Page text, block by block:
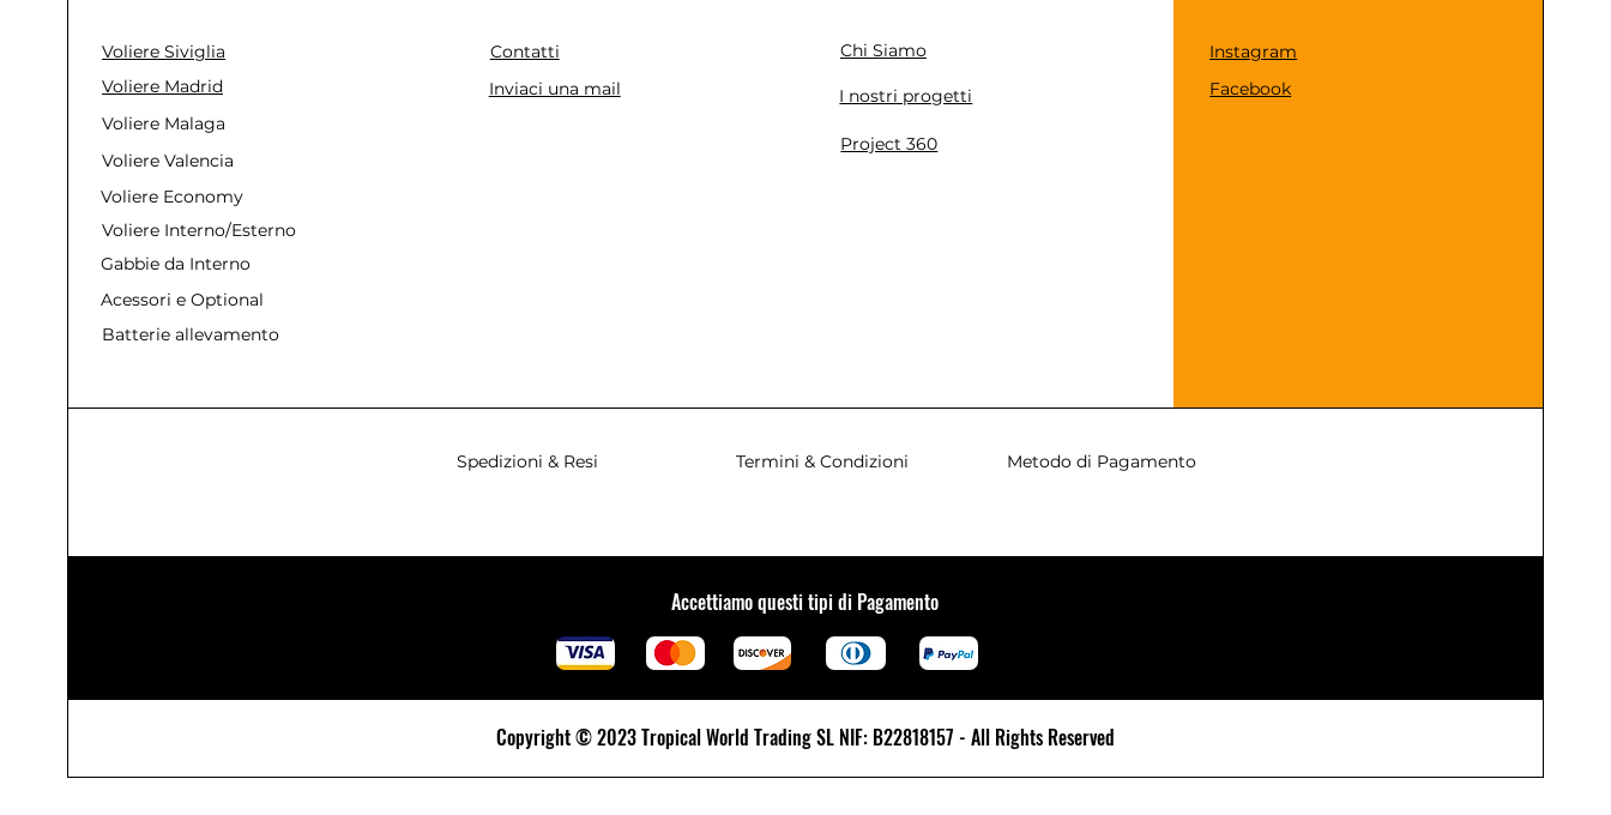
Voliere Siviglia
Voliere Madrid
Voliere Malaga
Voliere Valencia
Voliere Economy
Voliere Interno/Esterno
Gabbie da Interno
Acessori e Optional
Batterie allevamento
Contatti
Inviaci una mail
I nostri progetti
Project 360
Instagram
Facebook
Spedizioni & Resi Termini & Condizioni Metodo di Pagamento
Chi Siamo
Accettiamo questi tipi di Pagamento
Copyright © 2023 Tropical World Trading SL NIF: B22818157 - All Rights Reserved